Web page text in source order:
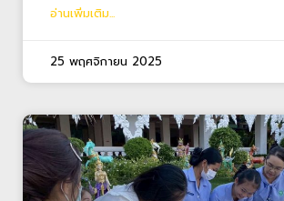
อ่านเพิ่มเติม...
25 พฤศจิกายน 2025